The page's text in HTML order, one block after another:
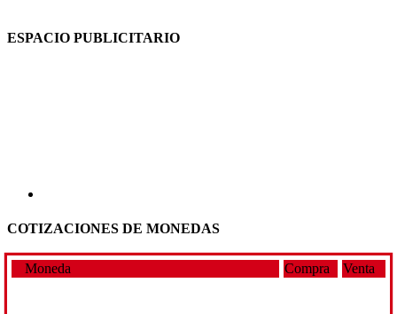
ESPACIO PUBLICITARIO
COTIZACIONES DE MONEDAS
Moneda Compra Venta